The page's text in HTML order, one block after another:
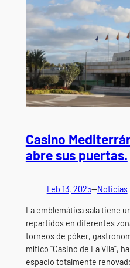
Casino
abre sus puertas.
Feb 13, 2025—Noticias
La emblemática sala tiene
repartidos en diferentes
torneos de póker,
mítico “Casino de La Vila”,
espacio totalmente